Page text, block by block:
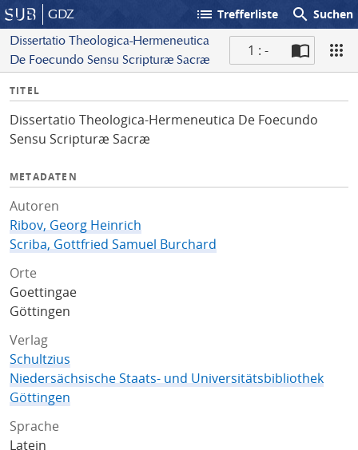
GDZ list Trefferliste search Suchen
Dissertatio Theologica-Hermeneutica
De Foecundo Sensu Scripturæ Sacræ
1 : -
I
f
o
TITEL
Dissertatio Theologica-Hermeneutica De Foecundo
Sensu Scripturæ Sacræ
METADATEN
Autoren
Ribov, Georg Heinrich
Scriba, Gottfried Samuel Burchard
Orte
Goettingae
Göttingen
Verlag
Schultzius
Niedersächsische Staats- und Universitätsbibliothek
Göttingen
Sprache
Latein